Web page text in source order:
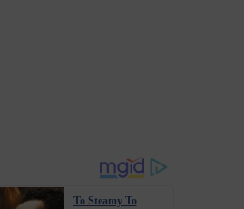
To Steamy To